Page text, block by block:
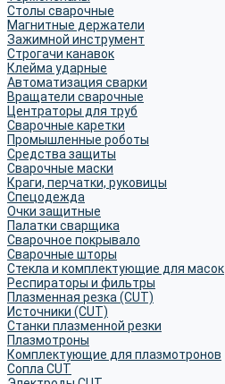
Столы сварочные
Магнитные держатели
Зажимной инструмент
Строгачи канавок
Клейма ударные
Автоматизация сварки
Вращатели сварочные
Центраторы для труб
Сварочные каретки
Промышленные роботы
Средства защиты
Сварочные маски
Краги, перчатки, руковицы
Спецодежда
Очки защитные
Палатки сварщика
Сварочное покрывало
Сварочные шторы
Стекла и комплектующие для масок
Респираторы и фильтры
Плазменная резка (CUT)
Источники (CUT)
Станки плазменной резки
Плазмотроны
Комплектующие для плазмотронов
Сопла CUT